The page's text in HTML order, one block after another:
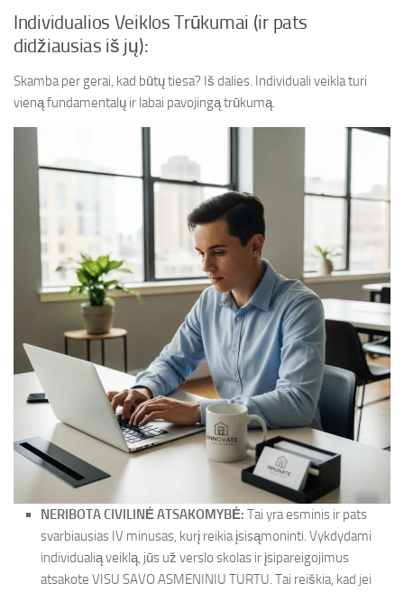
Individualios Veiklos Trūkumai (ir pats
didžiausias iš jų):
Skamba per gerai, kad būtų tiesa? Iš dalies. Individuali veikla turi
vieną fundamentalų ir labai pavojingą trūkumą.
NERIBOTA CIVILINĖ ATSAKOMYBĖ: Tai yra esminis ir pats
svarbiausias IV minusas, kurį reikia įsisąmoninti. Vykdydami
individualią veiklą, jūs už verslo skolas ir įsipareigojimus
atsakote VISU SAVO ASMENINIU TURTU. Tai reiškia, kad jei